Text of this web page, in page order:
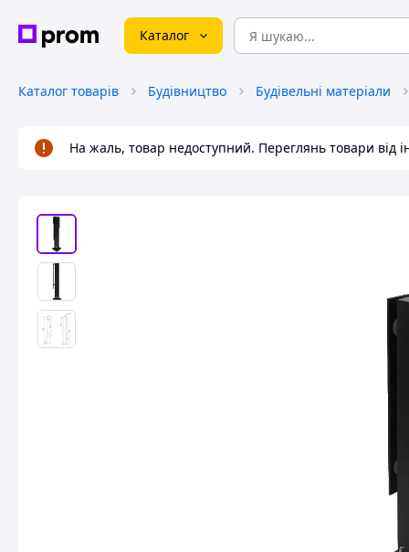
Каталог
Каталог товарів Будівництво Будівельні матеріали
На жаль, товар недоступний. Переглянь товари від